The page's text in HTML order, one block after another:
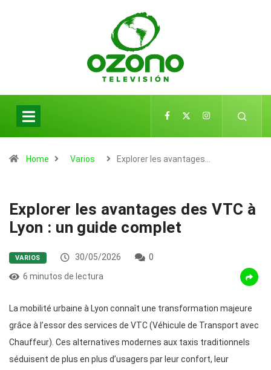
Home Varios Explorer les avantages…
Explorer les avantages des VTC à
Lyon : un guide complet
VARIOS 30/05/2026
0
6 minutos de lectura
La mobilité urbaine à Lyon connaît une transformation majeure
grâce à l’essor des services de VTC (Véhicule de Transport avec
Chauffeur). Ces alternatives modernes aux taxis traditionnels
séduisent de plus en plus d’usagers par leur confort, leur